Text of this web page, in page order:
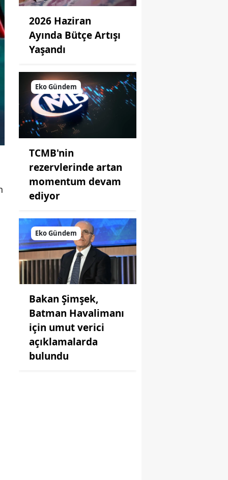
2026 Haziran
Ayında Bütçe Artışı
Yaşandı
Eko Gündem
TCMB'nin
rezervlerinde artan
momentum devam
ediyor
Eko Gündem
Bakan Şimşek,
Batman Havalimanı
için umut verici
açıklamalarda
bulundu